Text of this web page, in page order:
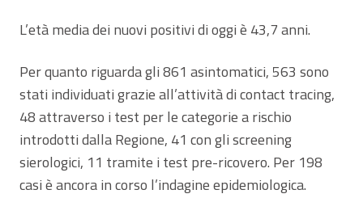
L’età media dei nuovi positivi di oggi è 43,7 anni.
Per quanto riguarda gli 861 asintomatici, 563 sono
stati individuati grazie all’attività di contact tracing,
48 attraverso i test per le categorie a rischio
introdotti dalla Regione, 41 con gli screening
sierologici, 11 tramite i test pre-ricovero. Per 198
casi è ancora in corso l’indagine epidemiologica.